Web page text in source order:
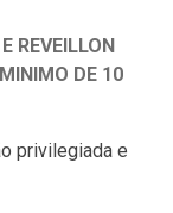
REVEILLON
DE 10
privilegiada e